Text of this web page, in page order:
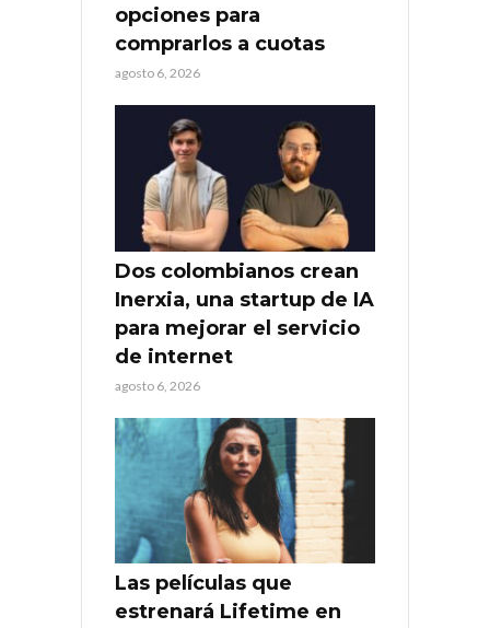
opciones para
comprarlos a cuotas
agosto 6, 2026
Dos colombianos crean
Inerxia, una startup de IA
para mejorar el servicio
de internet
agosto 6, 2026
Las películas que
estrenará Lifetime en